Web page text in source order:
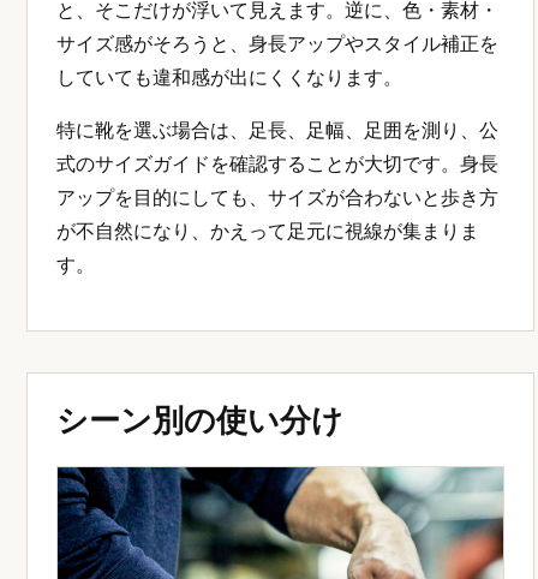
と、そこだけが浮いて見えます。逆に、色・素材・
サイズ感がそろうと、身長アップやスタイル補正を
していても違和感が出にくくなります。
特に靴を選ぶ場合は、足長、足幅、足囲を測り、公
式のサイズガイドを確認することが大切です。身長
アップを目的にしても、サイズが合わないと歩き方
が不自然になり、かえって足元に視線が集まりま
す。
シーン別の使い分け